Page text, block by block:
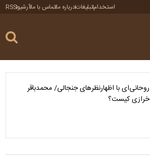
استخدامتبلیغاتدرباره ماتماس با ماآرشیوRSS
روحانی‌ای با اظهارنظرهای جنجالی/ محمدباقر
خرازی کیست؟